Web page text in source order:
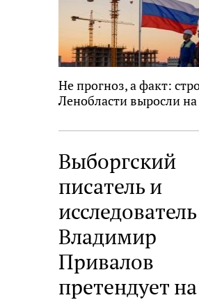
Не прогноз, а факт:
Ленобласти выросли на
Выборгский
писатель и
исследователь
Владимир
Привалов
претендует на